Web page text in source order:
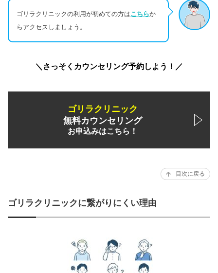
ゴリラクリニックの利用が初めての方はこちらか
らアクセスしましょう。
＼さっそくカウンセリング予約しよう！／
ゴリラクリニック
無料カウンセリング
お申込みはこちら！
目次に戻る
ゴリラクリニックに繋がりにくい理由